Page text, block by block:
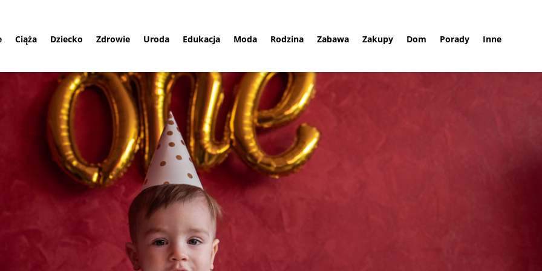
Ciąża Dziecko Zdrowie Uroda Edukacja Moda Rodzina Zabawa Zakupy Dom Porady Inne